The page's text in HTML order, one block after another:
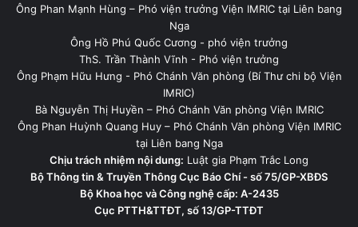
Ông Phan Mạnh Hùng – Phó viện trưởng Viện IMRIC tại Liên bang
Nga
Ông Hồ Phú Quốc Cương - phó viện trưởng
ThS. Trần Thành Vĩnh - Phó viện trưởng
Ông Phạm Hữu Hưng - Phó Chánh Văn phòng (Bí Thư chi bộ Viện
IMRIC)
Bà Nguyễn Thị Huyền – Phó Chánh Văn phòng Viện IMRIC
Ông Phan Huỳnh Quang Huy – Phó Chánh Văn phòng Viện IMRIC
tại Liên bang Nga
Chịu trách nhiệm nội dung: Luật gia Phạm Trắc Long
Bộ Thông tin & Truyền Thông Cục Báo Chí - số 75/GP-XBĐS
Bộ Khoa học và Công nghệ cấp: A-2435
Cục PTTH&TTĐT, số 13/GP-TTĐT